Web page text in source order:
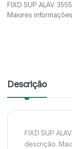
FIXD SUP ALAV
Maiores
Descrição
FIXD SUP
descrição.